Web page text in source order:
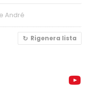
André
Rigenera lista